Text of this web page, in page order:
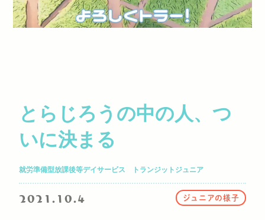
とらじろうの中の人、つ
いに決まる
就労準備型放課後等デイサービス トランジットジュニア
2021.10.4 ジュニアの様子